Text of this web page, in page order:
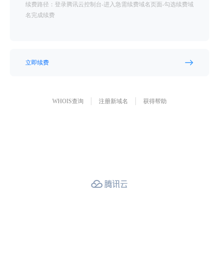
续费路径：登录腾讯云控制台-进入急需续费域名页面-勾选续费域
名完成续费
立即续费
WHOIS查询 注册新域名 获得帮助